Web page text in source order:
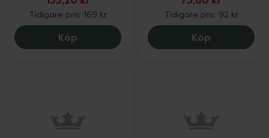
Tidigare pris: 169 kr
Köp Weleda Calendula Body Lotion, 135.2
Tidigare pris: 92 kr
Köp Weleda